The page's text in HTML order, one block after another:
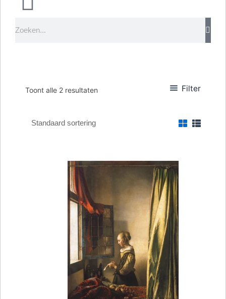
Toont alle 2 resultaten Filter